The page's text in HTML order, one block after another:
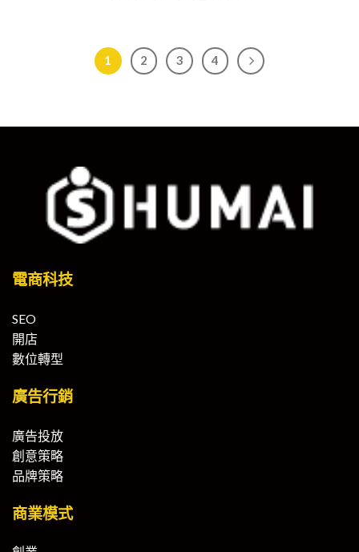
1 2 3 4
電商科技
SEO
開店
數位轉型
廣告行銷
廣告投放
創意策略
品牌策略
商業模式